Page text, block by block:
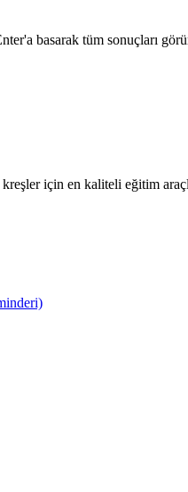
basarak tüm sonuçları
için en kaliteli eğitim